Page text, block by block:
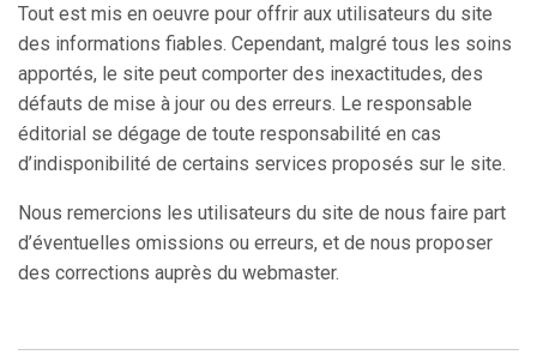
Tout est mis en oeuvre pour offrir aux utilisateurs du site
des informations fiables. Cependant, malgré tous les soins
apportés, le site peut comporter des inexactitudes, des
défauts de mise à jour ou des erreurs. Le responsable
éditorial se dégage de toute responsabilité en cas
d’indisponibilité de certains services proposés sur le site.
Nous remercions les utilisateurs du site de nous faire part
d’éventuelles omissions ou erreurs, et de nous proposer
des corrections auprès du webmaster.